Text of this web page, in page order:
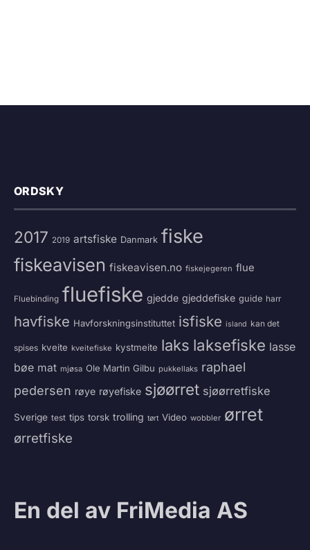
ORDSKY
2017 2019 artsfiske Danmark fiske
fiskeavisen fiskeavisen.no fiskejegeren flue
Fluebinding fluefiske gjedde gjeddefiske guide harr
havfiske Havforskningsinstituttet isfiske island kan det
spises kveite kveitefiske kystmeite laks laksefiske lasse
bøe mat mjøsa Ole Martin Gilbu pukkellaks raphael
pedersen røye røyefiske sjøørret sjøørretfiske
Sverige test tips torsk trolling tørt Video wobbler ørret
ørretfiske
En del av FriMedia AS